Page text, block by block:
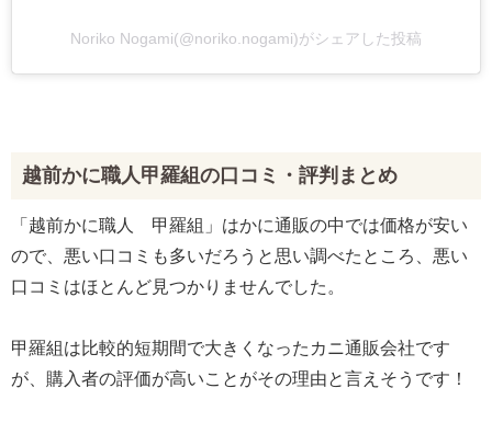
Noriko Nogami(@noriko.nogami)がシェアした投稿
越前かに職人甲羅組の口コミ・評判まとめ
「越前かに職人 甲羅組」はかに通販の中では価格が安い
ので、悪い口コミも多いだろうと思い調べたところ、悪い
口コミはほとんど見つかりませんでした。
甲羅組は比較的短期間で大きくなったカニ通販会社です
が、購入者の評価が高いことがその理由と言えそうです！